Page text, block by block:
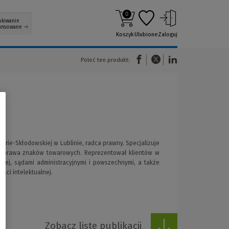
0
KoszykUlubioneZaloguj
Poleć ten produkt:
(Nowe okno)(Link do innej strony)
Skłodowskiej w Lublinie, radca prawny. Specjalizuje
znaków towarowych. Reprezentował klientów w
sądami administracyjnymi i powszechnymi, a także
intelektualnej.
Zobacz listę publikacji